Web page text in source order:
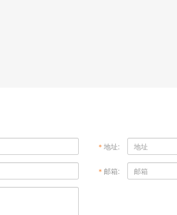
＊ 地址:
＊ 邮箱: